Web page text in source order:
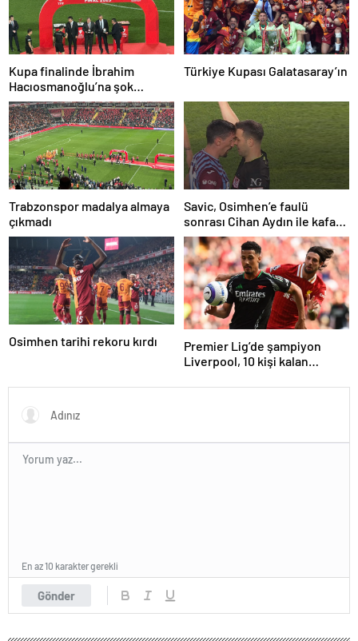
Kupa finalinde İbrahim
Hacıosmanoğlu’na şok
protesto!
Türkiye Kupası Galatasaray’ın
Trabzonspor madalya almaya
çıkmadı
Savic, Osimhen’e faulü
sonrası Cihan Aydın ile kafa
kafaya geldi!
Osimhen tarihi rekoru kırdı
Premier Lig’de şampiyon
Liverpool, 10 kişi kalan
Gönder
En az 10 karakter gerekli